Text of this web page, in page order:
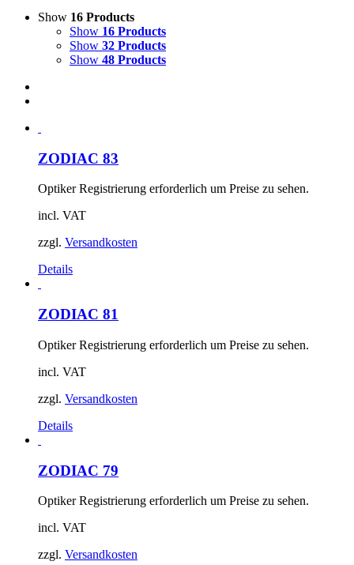
Show 16 Products
Show 16 Products
Show 32 Products
Show 48 Products
ZODIAC 83
Optiker Registrierung erforderlich um Preise zu sehen.
incl. VAT
zzgl. Versandkosten
Details
ZODIAC 81
Optiker Registrierung erforderlich um Preise zu sehen.
incl. VAT
zzgl. Versandkosten
Details
ZODIAC 79
Optiker Registrierung erforderlich um Preise zu sehen.
incl. VAT
zzgl. Versandkosten